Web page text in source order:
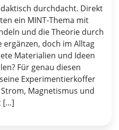
durchdacht. Direkt
ein MINT-Thema mit
und die Theorie durch
doch im Alltag
Materialien und Ideen
Für genau diesen
Experimentierkoffer
Magnetismus und
[…]